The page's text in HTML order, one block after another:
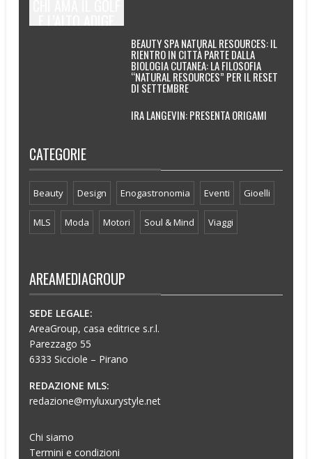
E L’ALTO ADIGE
BEAUTY SPA NATURAL RESOURCES: IL
RIENTRO IN CITTÀ PARTE DALLA
BIOLOGIA CUTANEA: LA FILOSOFIA
“NATURAL RESOURCES” PER IL RESET
DI SETTEMBRE
IRA LANGEVIN: PRESENTA ORIGAMI
CATEGORIE
Beauty Design Enogastronomia Eventi Gioelli
MLS Moda Motori Soul & Mind Viaggi
AREAMEDIAGROUP
SEDE LEGALE:
AreaGroup, casa editrice s.r.l.
Parezzago 55
6333 Sicciole – Pirano
REDAZIONE MLS:
redazione@myluxurystyle.net
Chi siamo
Termini e condizioni